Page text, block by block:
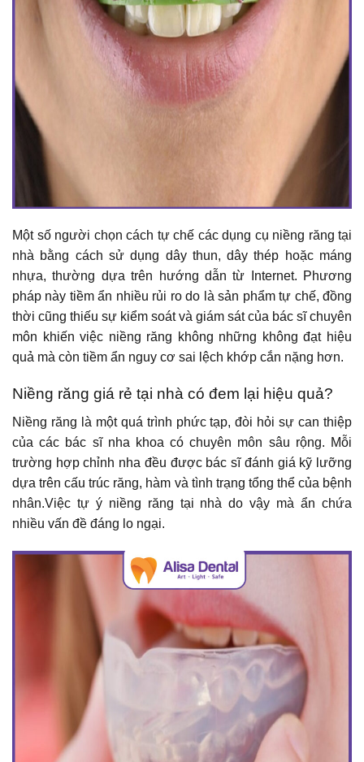
Một số người chọn cách tự chế các dụng cụ niềng răng tại
nhà bằng cách sử dụng dây thun, dây thép hoặc máng
nhựa, thường dựa trên hướng dẫn từ Internet. Phương
pháp này tiềm ẩn nhiều rủi ro do là sản phẩm tự chế, đồng
thời cũng thiếu sự kiểm soát và giám sát của bác sĩ chuyên
môn khiến việc niềng răng không những không đạt hiệu
quả mà còn tiềm ẩn nguy cơ sai lệch khớp cắn nặng hơn.
Niềng răng giá rẻ tại nhà có đem lại hiệu quả?
Niềng răng là một quá trình phức tạp, đòi hỏi sự can thiệp
của các bác sĩ nha khoa có chuyên môn sâu rộng. Mỗi
trường hợp chỉnh nha đều được bác sĩ đánh giá kỹ lưỡng
dựa trên cấu trúc răng, hàm và tình trạng tổng thể của bệnh
nhân.Việc tự ý niềng răng tại nhà do vậy mà ẩn chứa
nhiều vấn đề đáng lo ngại.